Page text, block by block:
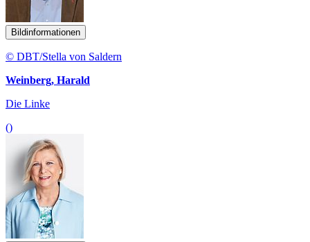
Bildinformationen
© DBT/Stella von Saldern
Weinberg, Harald
Die Linke
()